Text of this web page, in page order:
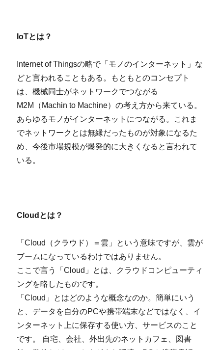
IoTとは？
Internet of Thingsの略で「モノのインターネット」な
どと言われることもある。もともとのコンセプト
は、機械同士がネットワークでつながる
M2M（Machin to Machine）の考え方から来ている。
あらゆるモノがインターネットにつながる。これま
でネットワークとは無縁だったものが対象になるた
め、今後市場規模が爆発的に大きくなると言われて
いる。
Cloudとは？
「Cloud（クラウド）＝雲」という意味ですが、雲が
ブームになっているわけではありません。
ここで言う「Cloud」とは、クラウドコンピューティ
ングを略したものです。
「Cloud」とはどのような概念なのか。簡単にいう
と、データを自分のPCや携帯端末などではなく、イ
ンターネット上に保存する使い方、サービスのこと
です。 自宅、会社、外出先のネットカフェ、図書